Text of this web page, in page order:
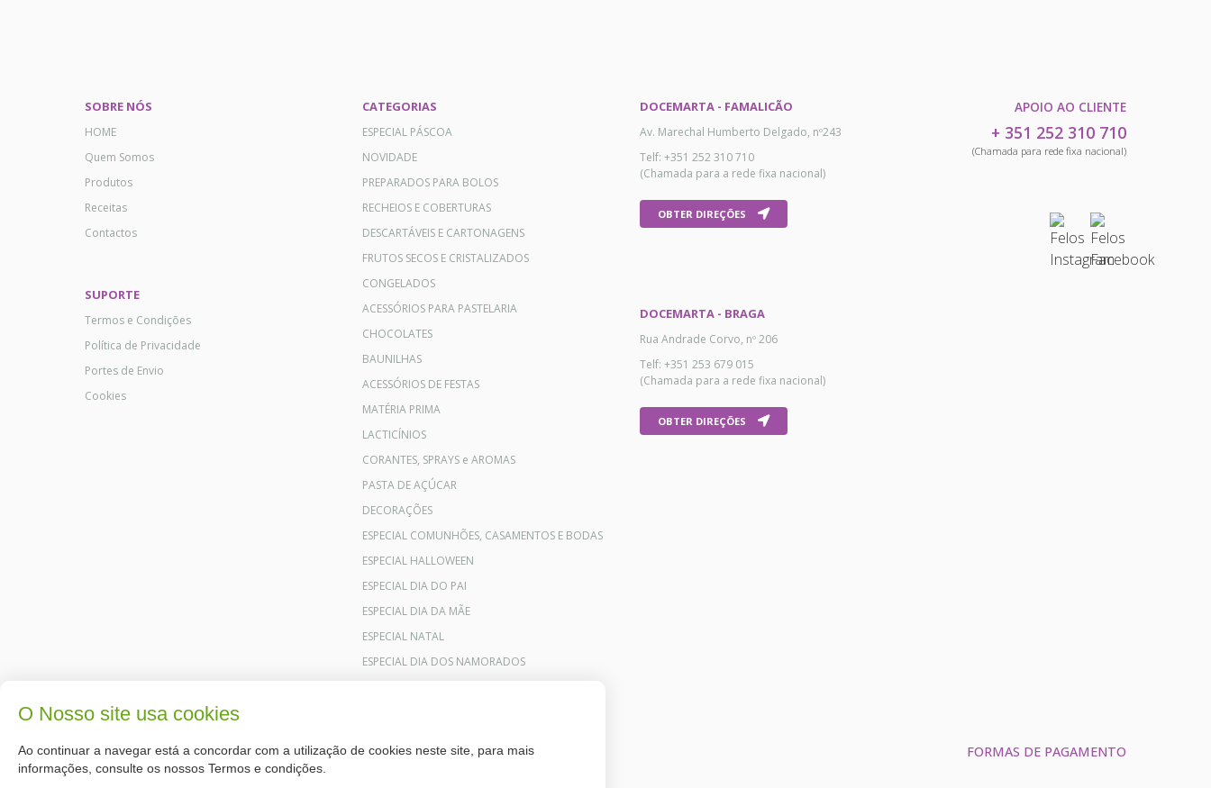
SOBRE NÓS
HOME
Quem Somos
Produtos
Receitas
Contactos
SUPORTE
Termos e Condições
Política de Privacidade
Portes de Envio
Cookies
CATEGORIAS
ESPECIAL PÁSCOA
NOVIDADE
PREPARADOS PARA BOLOS
RECHEIOS E COBERTURAS
DESCARTÁVEIS E CARTONAGENS
FRUTOS SECOS E CRISTALIZADOS
CONGELADOS
ACESSÓRIOS PARA PASTELARIA
CHOCOLATES
BAUNILHAS
ACESSÓRIOS DE FESTAS
MATÉRIA PRIMA
LACTICÍNIOS
CORANTES, SPRAYS e AROMAS
PASTA DE AÇÚCAR
DECORAÇÕES
ESPECIAL COMUNHÕES, CASAMENTOS E BODAS
ESPECIAL HALLOWEEN
ESPECIAL DIA DO PAI
ESPECIAL DIA DA MÃE
ESPECIAL NATAL
ESPECIAL DIA DOS NAMORADOS
DOCEMARTA - FAMALICÃO
Av. Marechal Humberto Delgado, nº243
Telf: +351 252 310 710
(Chamada para a rede fixa nacional)
OBTER DIREÇÕES
DOCEMARTA - BRAGA
Rua Andrade Corvo, nº 206
Telf: +351 253 679 015
(Chamada para a rede fixa nacional)
OBTER DIREÇÕES
APOIO AO CLIENTE
+ 351 252 310 710
(Chamada para rede fixa nacional)
FORMAS DE PAGAMENTO
O Nosso site usa cookies
Ao continuar a navegar está a concordar com a utilização de cookies neste site, para mais
informações, consulte os nossos Termos e condições.